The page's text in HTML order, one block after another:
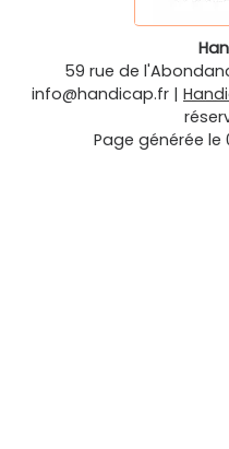
59 rue de
info@handicap.fr |
Page générée le